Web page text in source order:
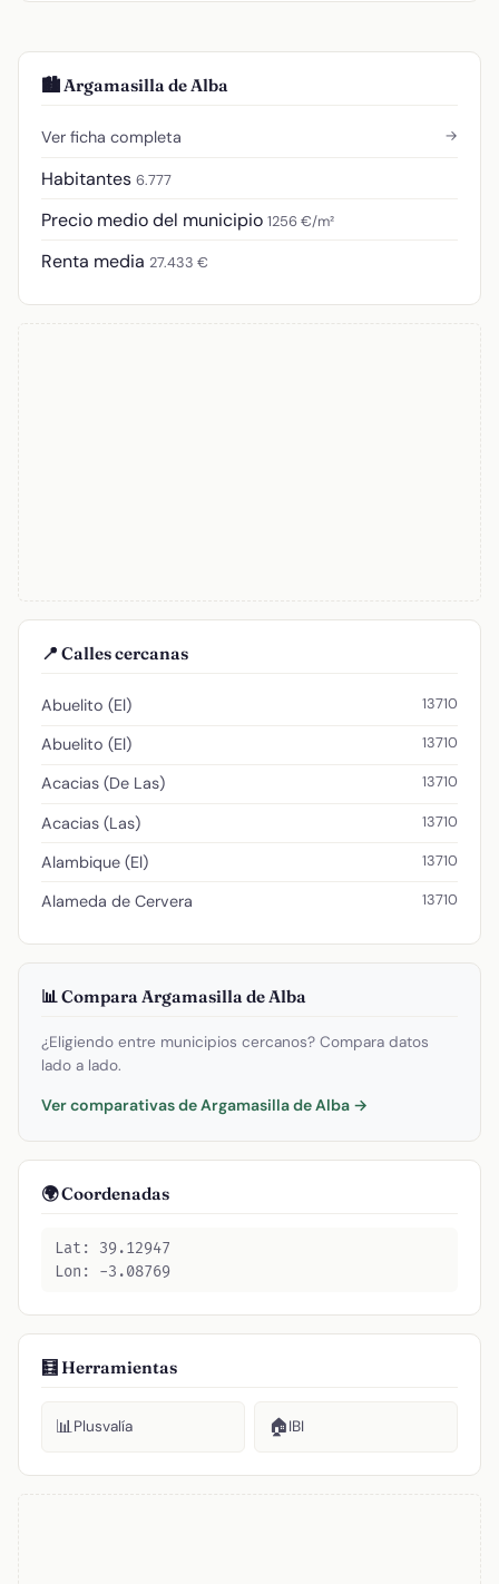
🏙️ Argamasilla de Alba
Ver ficha completa →
Habitantes 6.777
Precio medio del municipio 1256 €/m²
Renta media 27.433 €
📍 Calles cercanas
Abuelito (El) 13710
Abuelito (El) 13710
Acacias (De Las) 13710
Acacias (Las) 13710
Alambique (El) 13710
Alameda de Cervera 13710
📊 Compara Argamasilla de Alba
¿Eligiendo entre municipios cercanos? Compara datos
lado a lado.
Ver comparativas de Argamasilla de Alba →
🌍 Coordenadas
Lat: 39.12947
Lon: -3.08769
🧮 Herramientas
📊Plusvalía 🏠IBI